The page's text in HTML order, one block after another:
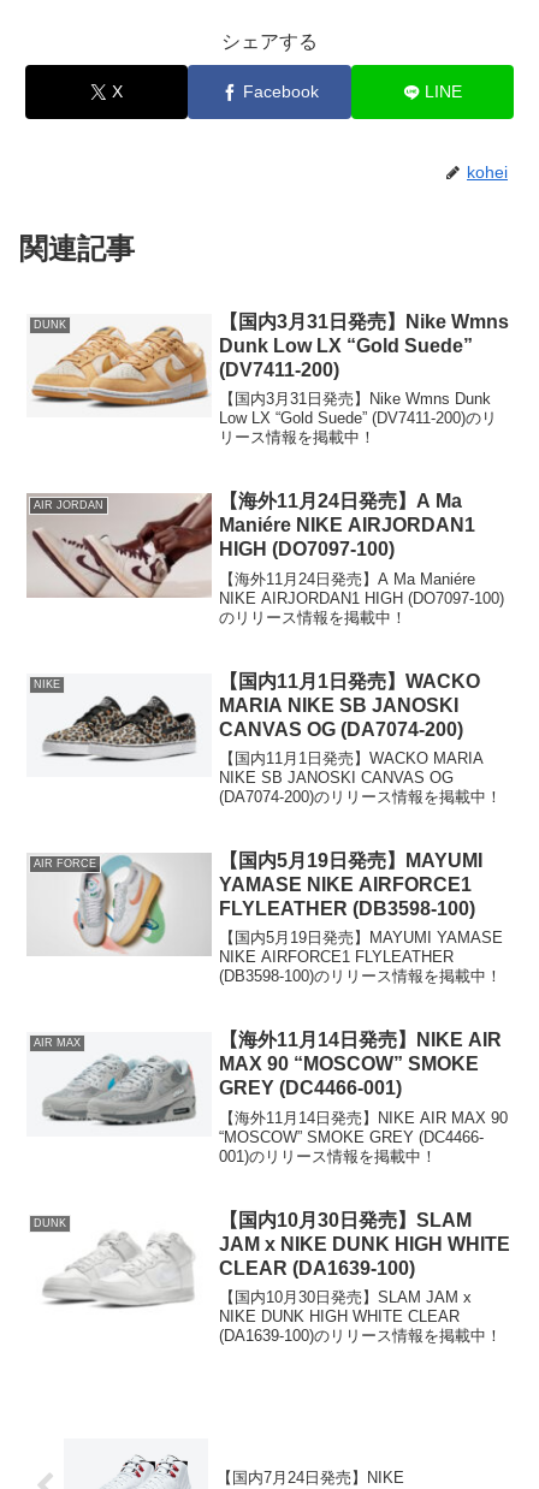
シェアする
X Facebook LINE
kohei
関連記事
DUNK
【国内3月31日発売】Nike Wmns
Dunk Low LX “Gold Suede”
(DV7411-200)
【国内3月31日発売】Nike Wmns Dunk
Low LX “Gold Suede” (DV7411-200)のリ
リース情報を掲載中！
AIR JORDAN
【海外11月24日発売】A Ma
Maniére NIKE AIRJORDAN1
HIGH (DO7097-100)
【海外11月24日発売】A Ma Maniére
NIKE AIRJORDAN1 HIGH (DO7097-100)
のリリース情報を掲載中！
NIKE
【国内11月1日発売】WACKO
MARIA NIKE SB JANOSKI
CANVAS OG (DA7074-200)
【国内11月1日発売】WACKO MARIA
NIKE SB JANOSKI CANVAS OG
(DA7074-200)のリリース情報を掲載中！
AIR FORCE
【国内5月19日発売】MAYUMI
YAMASE NIKE AIRFORCE1
FLYLEATHER (DB3598-100)
【国内5月19日発売】MAYUMI YAMASE
NIKE AIRFORCE1 FLYLEATHER
(DB3598-100)のリリース情報を掲載中！
AIR MAX
【海外11月14日発売】NIKE AIR
MAX 90 “MOSCOW” SMOKE
GREY (DC4466-001)
【海外11月14日発売】NIKE AIR MAX 90
“MOSCOW” SMOKE GREY (DC4466-
001)のリリース情報を掲載中！
DUNK
【国内10月30日発売】SLAM
JAM x NIKE DUNK HIGH WHITE
CLEAR (DA1639-100)
【国内10月30日発売】SLAM JAM x
NIKE DUNK HIGH WHITE CLEAR
(DA1639-100)のリリース情報を掲載中！
【国内7月24日発売】NIKE